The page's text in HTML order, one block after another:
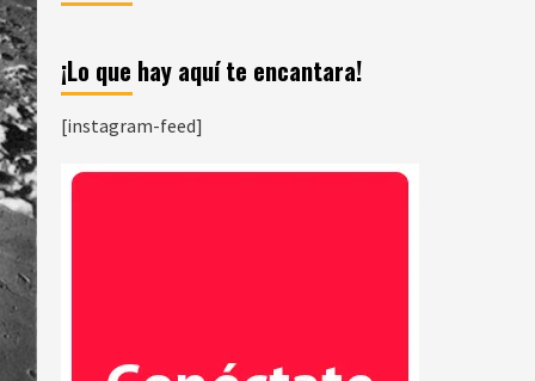
¡Lo que hay aquí te encantara!
[instagram-feed]